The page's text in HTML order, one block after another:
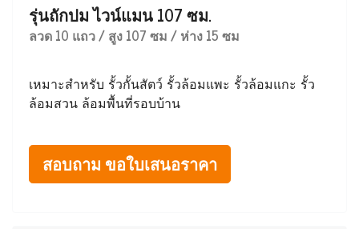
รุ่นถักปม ไวน์แมน 107 ซม.
ลวด 10 แถว / สูง 107 ซม / ห่าง 15 ซม
เหมาะสำหรับ รั้วกั้นสัตว์ รั้วล้อมแพะ รั้วล้อมแกะ รั้ว
ล้อมสวน ล้อมพื้นที่รอบบ้าน
สอบถาม ขอใบเสนอราคา